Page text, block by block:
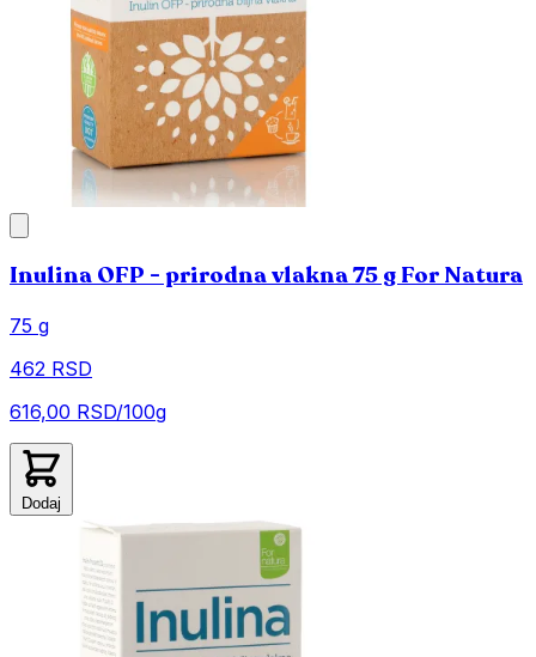
Inulina OFP - prirodna vlakna 75 g For Natura
75 g
462 RSD
616,00 RSD/100g
Dodaj